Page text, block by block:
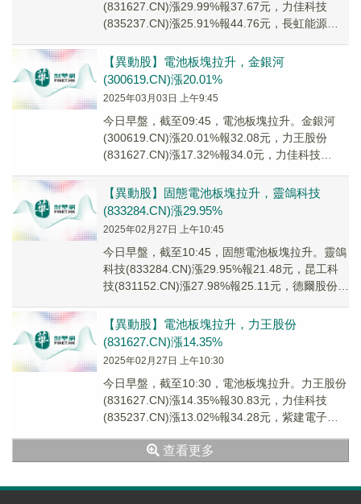
(831627.CN)漲29.99%報37.67元，力佳科技
(835237.CN)漲25.91%報44.76元，長虹能源
【異動股】電池板塊拉升，金銀河
(300619.CN)漲20.01%
2025年03月03日 上午9:45
今日早盤，截至09:45，電池板塊拉升。金銀河
(300619.CN)漲20.01%報32.08元，力王股份
(831627.CN)漲17.32%報34.0元，力佳科技
【異動股】固態電池板塊拉升，靈鴿科技
(833284.CN)漲29.95%
2025年02月27日 上午10:45
今日早盤，截至10:45，固態電池板塊拉升。靈鴿
科技(833284.CN)漲29.95%報21.48元，昆工科
技(831152.CN)漲27.98%報25.11元，德爾股份
【異動股】電池板塊拉升，力王股份
(831627.CN)漲14.35%
2025年02月27日 上午10:30
今日早盤，截至10:30，電池板塊拉升。力王股份
(831627.CN)漲14.35%報30.83元，力佳科技
(835237.CN)漲13.02%報34.28元，紫建電子
查看更多